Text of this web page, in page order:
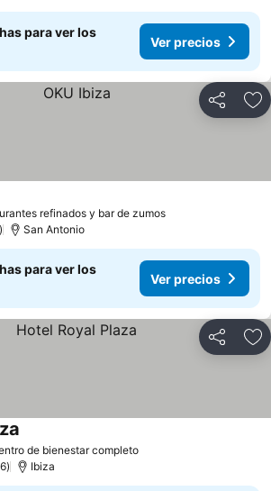
para ver los
Ver precios
Compartir
refinados y bar de zumos
San Antonio
para ver los
Ver precios
Compartir
de bienestar completo
Ibiza